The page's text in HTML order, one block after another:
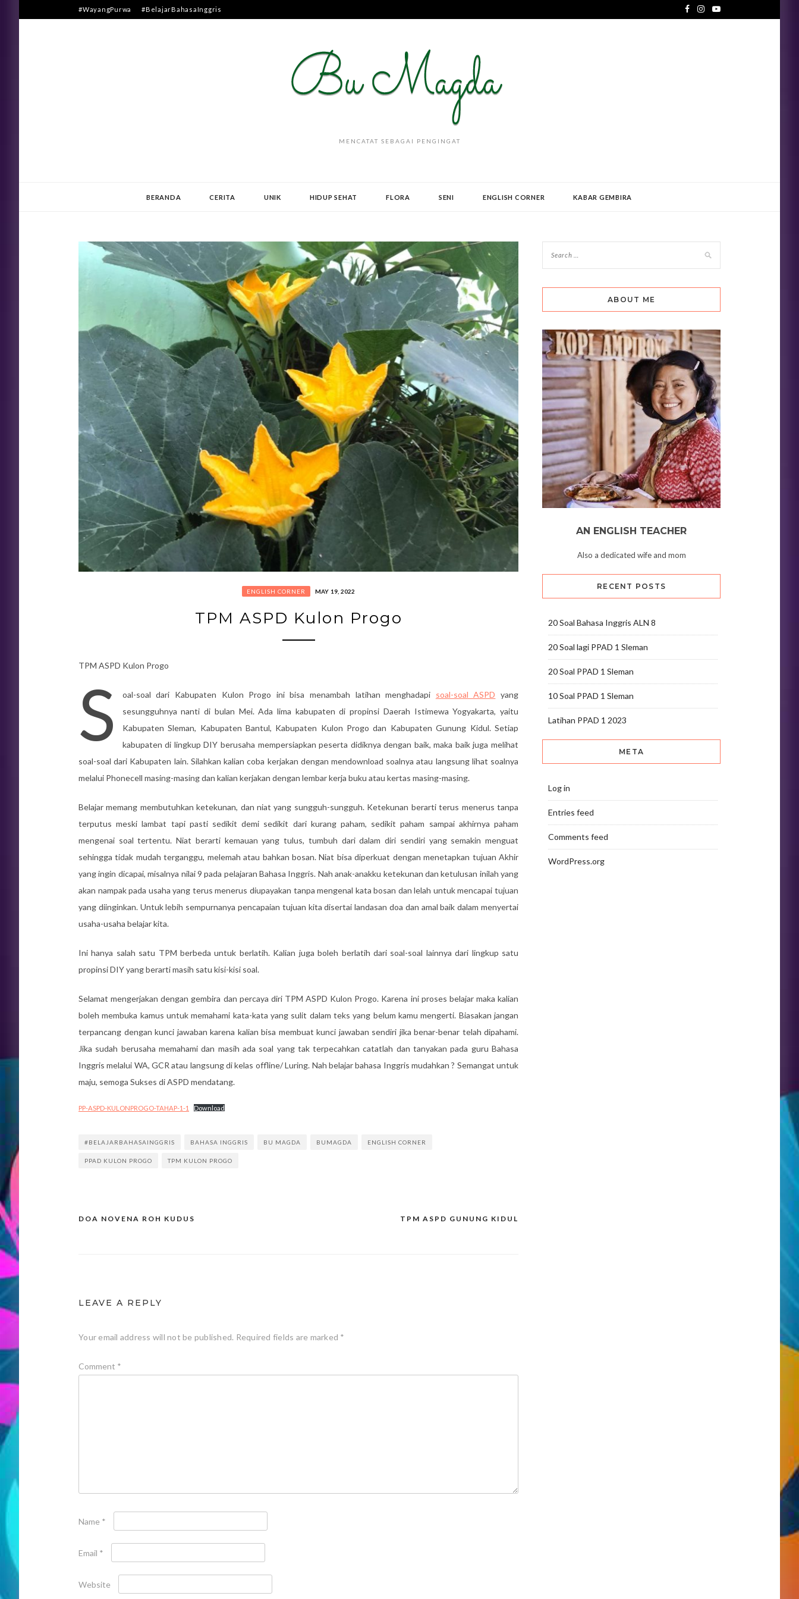
to
#WayangPurwa #BelajarBahasaInggris
MENCATAT SEBAGAI PENGINGAT
BERANDA CERITA UNIK HIDUP SEHAT FLORA SENI ENGLISH CORNER KABAR GEMBIRA
ENGLISH CORNER MAY 19, 2022
TPM ASPD Kulon Progo
TPM ASPD Kulon Progo
S oal-soal dari Kabupaten Kulon Progo ini bisa menambah latihan menghadapi soal-soal ASPD yang
sesungguhnya nanti di bulan Mei. Ada lima kabupaten di propinsi Daerah Istimewa Yogyakarta, yaitu
Kabupaten Sleman, Kabupaten Bantul, Kabupaten Kulon Progo dan Kabupaten Gunung Kidul. Setiap
kabupaten di lingkup DIY berusaha mempersiapkan peserta didiknya dengan baik, maka baik juga melihat
soal-soal dari Kabupaten lain. Silahkan kalian coba kerjakan dengan mendownload soalnya atau langsung lihat soalnya
melalui Phonecell masing-masing dan kalian kerjakan dengan lembar kerja buku atau kertas masing-masing.
Belajar memang membutuhkan ketekunan, dan niat yang sungguh-sungguh. Ketekunan berarti terus menerus tanpa
terputus meski lambat tapi pasti sedikit demi sedikit dari kurang paham, sedikit paham sampai akhirnya paham
mengenai soal tertentu. Niat berarti kemauan yang tulus, tumbuh dari dalam diri sendiri yang semakin menguat
sehingga tidak mudah terganggu, melemah atau bahkan bosan. Niat bisa diperkuat dengan menetapkan tujuan Akhir
yang ingin dicapai, misalnya nilai 9 pada pelajaran Bahasa Inggris. Nah anak-anakku ketekunan dan ketulusan inilah yang
akan nampak pada usaha yang terus menerus diupayakan tanpa mengenal kata bosan dan lelah untuk mencapai tujuan
yang diinginkan. Untuk lebih sempurnanya pencapaian tujuan kita disertai landasan doa dan amal baik dalam menyertai
usaha-usaha belajar kita.
Ini hanya salah satu TPM berbeda untuk berlatih. Kalian juga boleh berlatih dari soal-soal lainnya dari lingkup satu
propinsi DIY yang berarti masih satu kisi-kisi soal.
Selamat mengerjakan dengan gembira dan percaya diri TPM ASPD Kulon Progo. Karena ini proses belajar maka kalian
boleh membuka kamus untuk memahami kata-kata yang sulit dalam teks yang belum kamu mengerti. Biasakan jangan
terpancang dengan kunci jawaban karena kalian bisa membuat kunci jawaban sendiri jika benar-benar telah dipahami.
Jika sudah berusaha memahami dan masih ada soal yang tak terpecahkan catatlah dan tanyakan pada guru Bahasa
Inggris melalui WA, GCR atau langsung di kelas offline/ Luring. Nah belajar bahasa Inggris mudahkan ? Semangat untuk
maju, semoga Sukses di ASPD mendatang.
PP-ASPD-KULONPROGO-TAHAP-1-1 Download
#BELAJARBAHASAINGGRIS BAHASA INGGRIS BU MAGDA BUMAGDA ENGLISH CORNER
PPAD KULON PROGO TPM KULON PROGO
Post
TPM ASPD GUNUNG KIDUL
DOA NOVENA ROH KUDUS
LEAVE A REPLY
Your email address will not be published. Required fields are marked *
Comment *
Name *
Email *
Website
ABOUT ME
AN ENGLISH TEACHER
Also a dedicated wife and mom
RECENT POSTS
20 Soal Bahasa Inggris ALN 8
20 Soal lagi PPAD 1 Sleman
20 Soal PPAD 1 Sleman
10 Soal PPAD 1 Sleman
Latihan PPAD 1 2023
META
Log in
Entries feed
Comments feed
WordPress.org